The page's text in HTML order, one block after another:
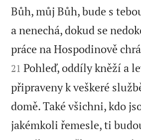
Bůh, můj Bůh, bude s
a nenechá, dokud se
práce na Hospodinově
21 Pohleď, oddíly kněží a
připraveny k veškeré
domě. Také všichni, kdo
jakémkoli řemesle, ti